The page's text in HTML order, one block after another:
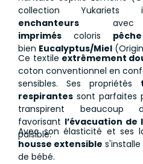
collection
enchanteurs
imprimés coloris
bien Eucalyptus/Miel
Ce textile extrêmement
coton conventionnel en
sensibles. Ses propriétés
respirantes sont parfaites
transpirent beaucoup
favorisant l’évacuation de
paisible.
Avec son élasticité et ses
housse extensible
de bébé.